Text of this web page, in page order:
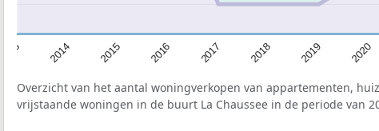
2014 2015 2016 2017 2018 2019 2020
Overzicht van het aantal woningverkopen van appartementen,
vrijstaande woningen in de buurt La Chaussee in de periode van